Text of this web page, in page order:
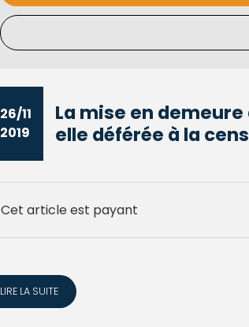
26/11
2019
La mise en
elle déférée à la
Cet article est payant
LIRE LA SUITE